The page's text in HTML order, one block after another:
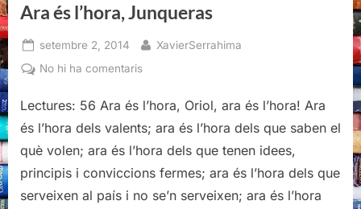
Ara és l’hora, Junqueras
Posted
on
setembre 2, 2014 By
XavierSerrahima
No hi ha comentarisa
és
l’hora,
Lectures: 56 Ara és l’hora, Oriol, ara és l’hora! Ara
és l’hora dels valents; ara és l’hora dels que saben el
què volen; ara és l’hora dels que tenen idees,
principis i conviccions fermes; ara és l’hora dels que
serveixen al país i no se’n serveixen; ara és l’hora